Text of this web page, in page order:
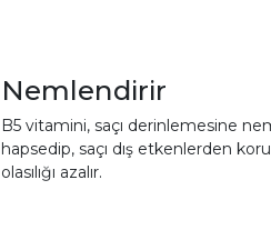
Nemlendirir
B5 vitamini, saçı derinlemesine
hapsedip, saçı dış etkenlerden
olasılığı azalır.